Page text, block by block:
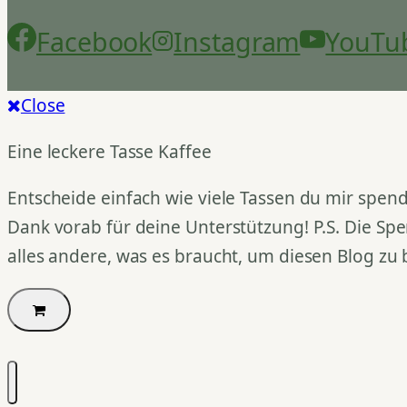
Facebook Instagram
Close
Eine leckere Tasse Kaffee
Entscheide einfach wie viele Tassen du mir
Dank vorab für deine Unterstützung! P.S. Die
alles andere, was es braucht, um diesen Blog zu